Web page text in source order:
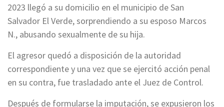
2023 llegó a su domicilio en el municipio de San
Salvador El Verde, sorprendiendo a su esposo Marcos
N., abusando sexualmente de su hija.
El agresor quedó a disposición de la autoridad
correspondiente y una vez que se ejercitó acción penal
en su contra, fue trasladado ante el Juez de Control.
Después de formularse la imputación, se expusieron los